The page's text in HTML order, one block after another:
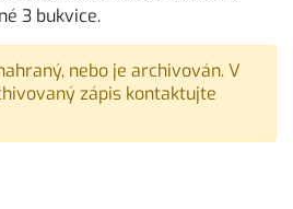
3 bukvice.
nebo je archivován. V
zápis kontaktujte